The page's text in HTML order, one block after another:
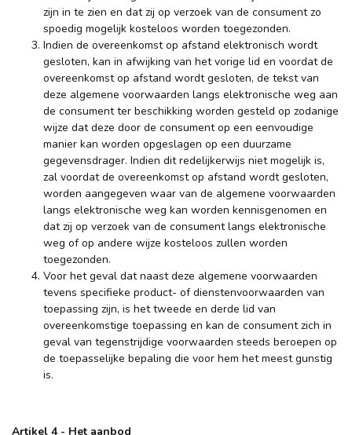
zijn in te zien en dat zij op verzoek van de consument zo
spoedig mogelijk kosteloos worden toegezonden.
Indien de overeenkomst op afstand elektronisch wordt
gesloten, kan in afwijking van het vorige lid en voordat de
overeenkomst op afstand wordt gesloten, de tekst van
deze algemene voorwaarden langs elektronische weg aan
de consument ter beschikking worden gesteld op zodanige
wijze dat deze door de consument op een eenvoudige
manier kan worden opgeslagen op een duurzame
gegevensdrager. Indien dit redelijkerwijs niet mogelijk is,
zal voordat de overeenkomst op afstand wordt gesloten,
worden aangegeven waar van de algemene voorwaarden
langs elektronische weg kan worden kennisgenomen en
dat zij op verzoek van de consument langs elektronische
weg of op andere wijze kosteloos zullen worden
toegezonden.
Voor het geval dat naast deze algemene voorwaarden
tevens specifieke product- of dienstenvoorwaarden van
toepassing zijn, is het tweede en derde lid van
overeenkomstige toepassing en kan de consument zich in
geval van tegenstrijdige voorwaarden steeds beroepen op
de toepasselijke bepaling die voor hem het meest gunstig
is.
Artikel 4 - Het aanbod